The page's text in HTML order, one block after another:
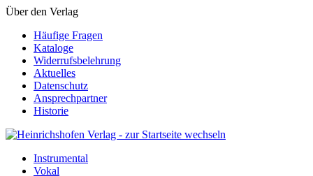
Über den Verlag
Häufige Fragen
Kataloge
Widerrufsbelehrung
Aktuelles
Datenschutz
Ansprechpartner
Historie
Instrumental
Vokal